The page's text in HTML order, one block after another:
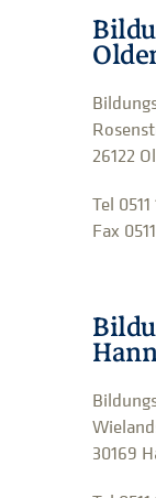
26122
Tel
Fax
30169